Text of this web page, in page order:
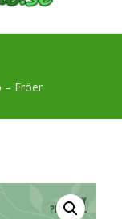
– Fröer